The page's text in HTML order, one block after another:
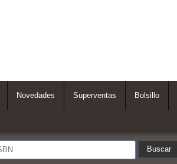
Novedades Superventas Bolsillo